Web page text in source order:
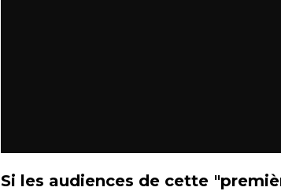
Si les audiences de cette